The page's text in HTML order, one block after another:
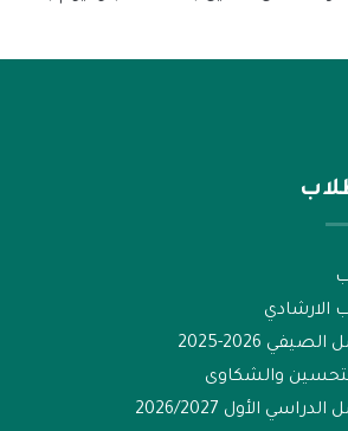
الارشادي
2026-2025
والشكاوى
الأول 2026/2027